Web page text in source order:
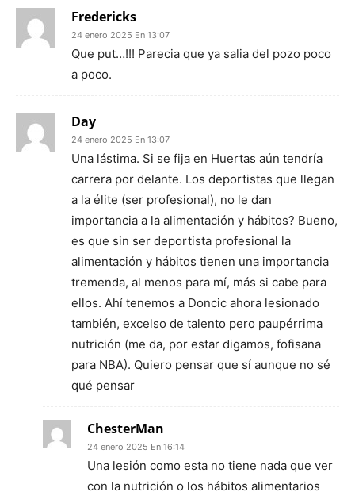
Fredericks
24 enero 2025 En 13:07
Que put…!!! Parecia que ya salia del pozo poco
a poco.
Day
24 enero 2025 En 13:07
Una lástima. Si se fija en Huertas aún tendría
carrera por delante. Los deportistas que llegan
a la élite (ser profesional), no le dan
importancia a la alimentación y hábitos? Bueno,
es que sin ser deportista profesional la
alimentación y hábitos tienen una importancia
tremenda, al menos para mí, más si cabe para
ellos. Ahí tenemos a Doncic ahora lesionado
también, excelso de talento pero paupérrima
nutrición (me da, por estar digamos, fofisana
para NBA). Quiero pensar que sí aunque no sé
qué pensar
ChesterMan
24 enero 2025 En 16:14
Una lesión como esta no tiene nada que ver
con la nutrición o los hábitos alimentarios